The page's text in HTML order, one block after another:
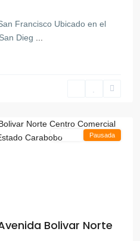
Francisco Ubicado en el
Dieg
Alquiler Pausada
Bolivar Norte